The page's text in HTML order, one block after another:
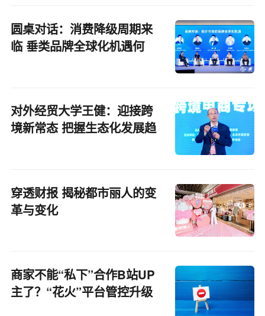
圆桌对话：消费降级周期来
临 垂类品牌全球化机遇何
对外经贸大学王健：迎接跨
境新常态 把握生态化发展趋
穿透财报 揭秘都市丽人的变
革与变化
商家不能“私下”合作B站UP
主了？“花火”平台管控升级